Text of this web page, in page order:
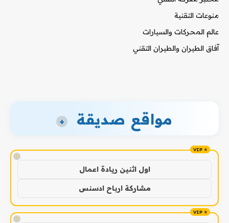
منوعات التقنية
عالم المحركات والسيارات
آفاق الطيران والطيران التقني
مواقع صديقة +
!
اول اثنين ريادة اعمال
مشاركة ارباح ادسنس
!